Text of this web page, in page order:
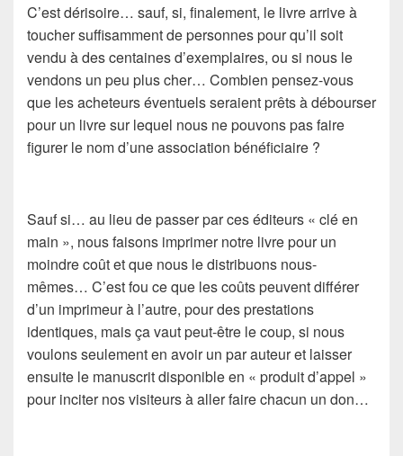
C’est dérisoire… sauf, si, finalement, le livre arrive à
toucher suffisamment de personnes pour qu’il soit
vendu à des centaines d’exemplaires, ou si nous le
vendons un peu plus cher… Combien pensez-vous
que les acheteurs éventuels seraient prêts à débourser
pour un livre sur lequel nous ne pouvons pas faire
figurer le nom d’une association bénéficiaire ?
Sauf si… au lieu de passer par ces éditeurs « clé en
main », nous faisons imprimer notre livre pour un
moindre coût et que nous le distribuons nous-
mêmes… C’est fou ce que les coûts peuvent différer
d’un imprimeur à l’autre, pour des prestations
identiques, mais ça vaut peut-être le coup, si nous
voulons seulement en avoir un par auteur et laisser
ensuite le manuscrit disponible en « produit d’appel »
pour inciter nos visiteurs à aller faire chacun un don…